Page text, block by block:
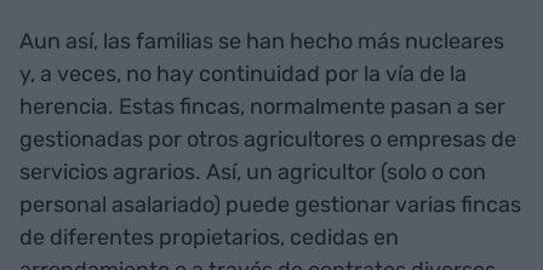
Aun así, las familias se han hecho más nucleares
y, a veces, no hay continuidad por la vía de la
herencia. Estas fincas, normalmente pasan a ser
gestionadas por otros agricultores o empresas de
servicios agrarios. Así, un agricultor (solo o con
personal asalariado) puede gestionar varias fincas
de diferentes propietarios, cedidas en